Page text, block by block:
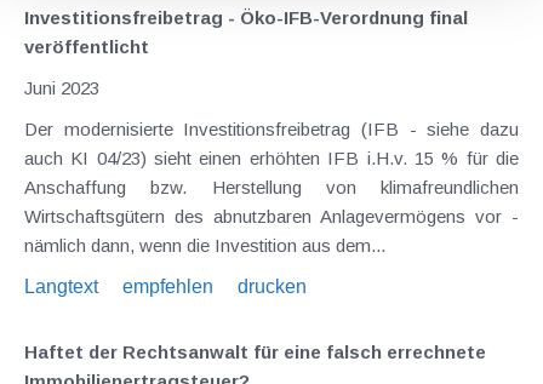
Investitionsfreibetrag - Öko-IFB-Verordnung final
veröffentlicht
Juni 2023
Der modernisierte Investitionsfreibetrag (IFB - siehe dazu
auch KI 04/23) sieht einen erhöhten IFB i.H.v. 15 % für die
Anschaffung bzw. Herstellung von klimafreundlichen
Wirtschaftsgütern des abnutzbaren Anlagevermögens vor -
nämlich dann, wenn die Investition aus dem...
Langtext
empfehlen drucken
Haftet der Rechtsanwalt für eine falsch errechnete